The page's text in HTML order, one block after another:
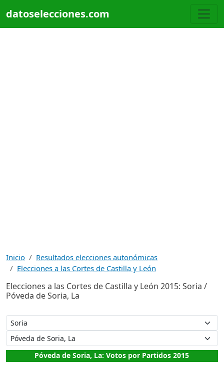
datoselecciones.com
Inicio
Resultados elecciones autonómicas
Elecciones a las Cortes de Castilla y León
Elecciones a las Cortes de Castilla y León 2015: Soria /
Póveda de Soria, La
Póveda de Soria, La: Votos por Partidos 2015